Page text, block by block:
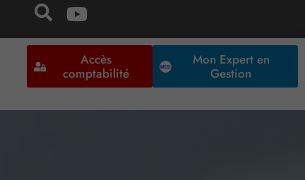
Accès
comptabilité
Mon Expert en
Gestion